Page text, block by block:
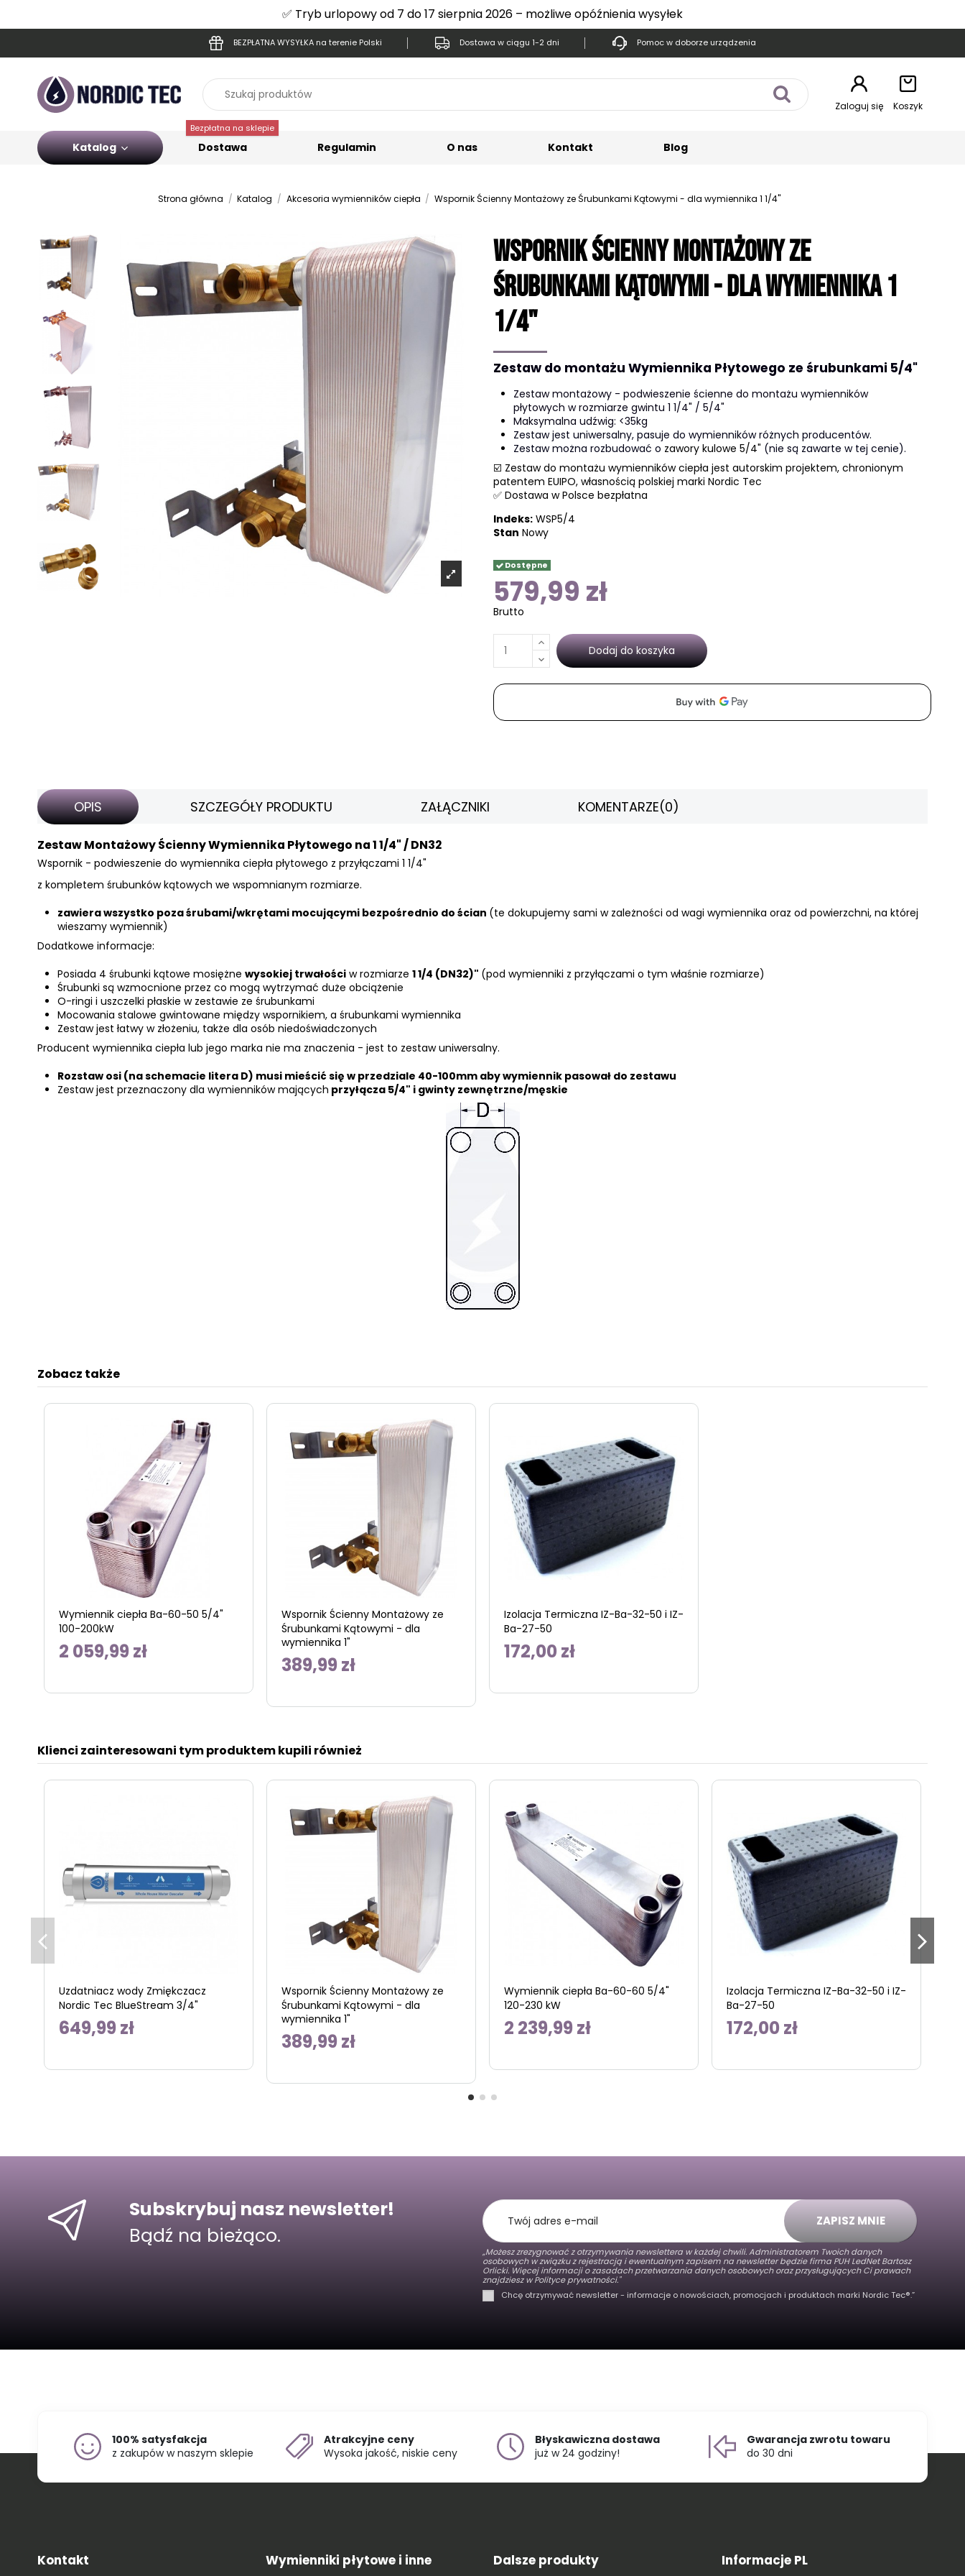
✅ Tryb urlopowy od 7 do 17 sierpnia 2026 – możliwe opóźnienia wysyłek
BEZPŁATNA WYSYŁKA na terenie Polski Dostawa w ciągu 1-2 dni Pomoc w doborze urządzenia
Zaloguj się Koszyk
Katalog
Bezpłatna na sklepie
Dostawa Regulamin O nas Kontakt Blog
Strona główna Katalog Akcesoria wymienników ciepła Wspornik Ścienny Montażowy ze Śrubunkami Kątowymi - dla wymiennika 1 1/4"
Wspornik Ścienny Montażowy ze
Śrubunkami Kątowymi - dla wymiennika 1
1/4"
Zestaw do montażu Wymiennika Płytowego ze śrubunkami 5/4"
Zestaw montażowy - podwieszenie ścienne do montażu wymienników
płytowych w rozmiarze gwintu 1 1/4" / 5/4"
Maksymalna udźwig: <35kg
Zestaw jest uniwersalny, pasuje do wymienników różnych producentów.
Zestaw można rozbudować o zawory kulowe 5/4" (nie są zawarte w tej cenie).
☑️ Zestaw do montażu wymienników ciepła jest autorskim projektem, chronionym
patentem EUIPO, własnością polskiej marki Nordic Tec
✅ Dostawa w Polsce bezpłatna
Indeks: WSP5/4
Stan Nowy
Dostępne
579,99 zł
Brutto
Dodaj do koszyka
OPIS SZCZEGÓŁY PRODUKTU ZAŁĄCZNIKI KOMENTARZE(0)
Zestaw Montażowy Ścienny Wymiennika Płytowego na 1 1/4" / DN32
Wspornik - podwieszenie do wymiennika ciepła płytowego z przyłączami 1 1/4"
z kompletem śrubunków kątowych we wspomnianym rozmiarze.
zawiera wszystko poza śrubami/wkrętami mocującymi bezpośrednio do ścian (te dokupujemy sami w zależności od wagi wymiennika oraz od powierzchni, na której
wieszamy wymiennik)
Dodatkowe informacje:
Posiada 4 śrubunki kątowe mosiężne wysokiej trwałości w rozmiarze 1 1/4 (DN32)" (pod wymienniki z przyłączami o tym właśnie rozmiarze)
Śrubunki są wzmocnione przez co mogą wytrzymać duże obciążenie
O-ringi i uszczelki płaskie w zestawie ze śrubunkami
Mocowania stalowe gwintowane między wspornikiem, a śrubunkami wymiennika
Zestaw jest łatwy w złożeniu, także dla osób niedoświadczonych
Producent wymiennika ciepła lub jego marka nie ma znaczenia - jest to zestaw uniwersalny.
Rozstaw osi (na schemacie litera D) musi mieścić się w przedziale 40-100mm aby wymiennik pasował do zestawu
Zestaw jest przeznaczony dla wymienników mających przyłącza 5/4" i gwinty zewnętrzne/męskie
Zobacz także
Wymiennik ciepła Ba-60-50 5/4"
100-200kW
2 059,99 zł
Wspornik Ścienny Montażowy ze
Śrubunkami Kątowymi - dla
wymiennika 1"
389,99 zł
Izolacja Termiczna IZ-Ba-32-50 i IZ-
Ba-27-50
172,00 zł
Klienci zainteresowani tym produktem kupili również
Uzdatniacz wody Zmiękczacz
Nordic Tec BlueStream 3/4"
649,99 zł
Wspornik Ścienny Montażowy ze
Śrubunkami Kątowymi - dla
wymiennika 1"
389,99 zł
Wymiennik ciepła Ba-60-60 5/4"
120-230 kW
2 239,99 zł
Izolacja Termiczna IZ-Ba-32-50 i IZ-
Ba-27-50
172,00 zł
Subskrybuj nasz newsletter!
Bądź na bieżąco.
ZAPISZ MNIE
„Możesz zrezygnować z otrzymywania newslettera w każdej chwili. Administratorem Twoich danych
osobowych w związku z rejestracją i ewentualnym zapisem na newsletter będzie firma PUH LedNet Bartosz
Orlicki. Więcej informacji o zasadach przetwarzania danych osobowych oraz przysługujących Ci prawach
znajdziesz wPolityce prywatności."
Chcę otrzymywać newsletter - informacje o nowościach, promocjach i produktach marki Nordic Tec®️.”
100% satysfakcja
z zakupów w naszym sklepie
Atrakcyjne ceny
Wysoka jakość, niskie ceny
Błyskawiczna dostawa
już w 24 godziny!
Gwarancja zwrotu towaru
do 30 dni
Kontakt Wymienniki płytowe i inne Dalsze produkty Informacje PL